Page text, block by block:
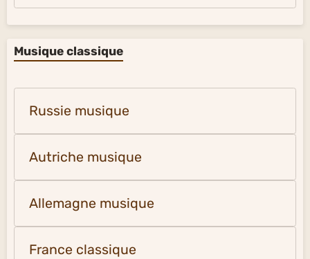
Musique classique
Russie musique
Autriche musique
Allemagne musique
France classique